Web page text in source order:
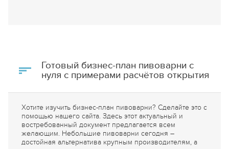
Готовый бизнес-план пивоварни с
нуля с примерами расчётов открытия
Хотите изучить бизнес-план пивоварни? Сделайте это с
помощью нашего сайта. Здесь этот актуальный и
востребованный документ предлагается всем
желающим. Небольшие пивоварни сегодня –
достойная альтернатива крупным производителям, а